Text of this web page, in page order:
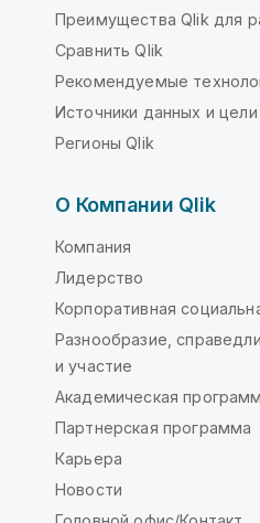
Преимущества Qlik для
Сравнить Qlik
Рекомендуемые
Источники данных и цели
Регионы Qlik
О Компании Qlik
Компания
Лидерство
Корпоративная
Разнообразие,
и участие
Академическая
Партнерская программа
Карьера
Новости